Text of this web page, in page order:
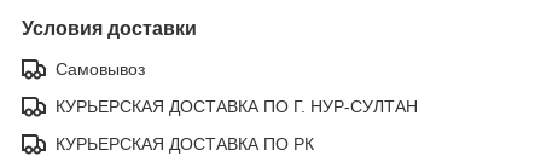
Условия доставки
Самовывоз
КУРЬЕРСКАЯ ДОСТАВКА ПО Г. НУР-СУЛТАН
КУРЬЕРСКАЯ ДОСТАВКА ПО РК